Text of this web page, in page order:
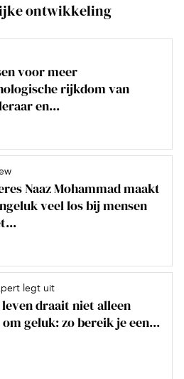
ontwikkeling
voor meer
rijkdom van
en...
Naaz Mohammad maakt
veel los bij mensen
legt uit
leven draait niet alleen
geluk: zo bereik je een...